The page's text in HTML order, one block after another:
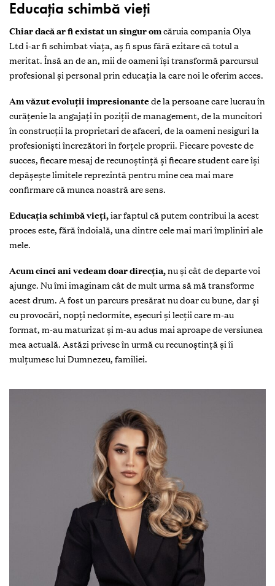
Educația schimbă vieți
Chiar dacă ar fi existat un singur omcăruia compania Olya
Ltd i-ar fi schimbat viața, aș fi spus fără ezitare că totul a
meritat. Însă an de an, mii de oameni își transformă parcursul
profesional și personal prin educația la care noi le oferim acces.
Am văzut evoluții impresionantede la persoane care lucrau în
curățenie la angajați în poziții de management, de la muncitori
în construcții la proprietari de afaceri, de la oameni nesiguri la
profesioniști încrezători în forțele proprii. Fiecare poveste de
succes, fiecare mesaj de recunoștință și fiecare student care își
depășește limitele reprezintă pentru mine cea mai mare
confirmare că munca noastră are sens.
Educația schimbă vieți,iar faptul că putem contribui la acest
proces este, fără îndoială, una dintre cele mai mari împliniri ale
mele.
Acum cinci ani vedeam doar direcția,nu și cât de departe voi
ajunge. Nu îmi imaginam cât de mult urma să mă transforme
acest drum. A fost un parcurs presărat nu doar cu bune, dar și
cu provocări, nopți nedormite, eșecuri și lecții care m-au
format, m-au maturizat și m-au adus mai aproape de versiunea
mea actuală. Astăzi privesc în urmă cu recunoștință și îi
mulțumesc lui Dumnezeu, familiei.